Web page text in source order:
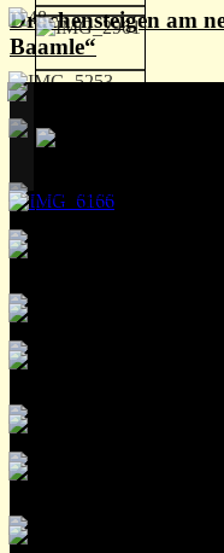
Drachensteigen am
Baamle“